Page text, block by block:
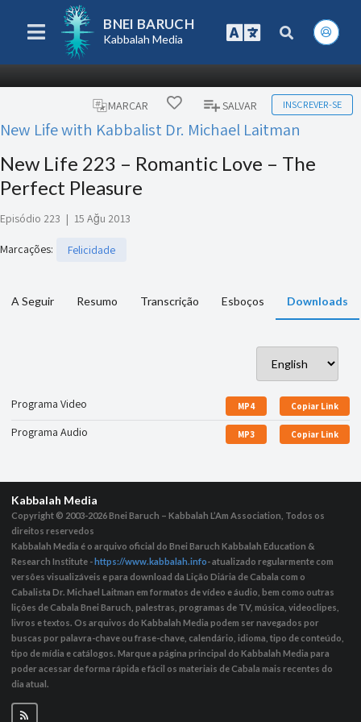
BNEI BARUCH
Kabbalah Media
MARCAR SALVAR INSCREVER-SE
New Life with Kabbalist Dr. Michael Laitman
New Life 223 – Romantic Love – The
Perfect Pleasure
Episódio 223 | 15 Ağu 2013
Marcações: Felicidade
A Seguir Resumo Transcrição Esboços Downloads
Programa Video MP4 Copiar Link
Programa Audio MP3 Copiar Link
Kabbalah Media
Copyright © 2003-2026Bnei Baruch – Kabbalah L’Am Association, Todos os
direitos reservedos
Kabbalah Media é o arquivo oficial do Bnei Baruch Kabbalah Education &
Research Institute - https://www.kabbalah.info- atualizado regularmente com
versões visualizáveis ​​e para download da Lição Diária de Cabala com o
Cabalista Dr. Michael Laitman em formatos de vídeo e áudio, bem como outras
lições de Cabala Bnei Baruch, palestras, programas de TV, música, videoclipes,
livros e textos. Os arquivos do Kabbalah Media podem ser navegados por
buscas por palavra-chave ou frase-chave, calendário, idioma, tipo de conteúdo,
tipo de mídia e catálogos. Marque a página principal do Kabbalah Media para
poder acessar de forma rápida e fácil os materiais de Cabala mais recentes do
dia atual.